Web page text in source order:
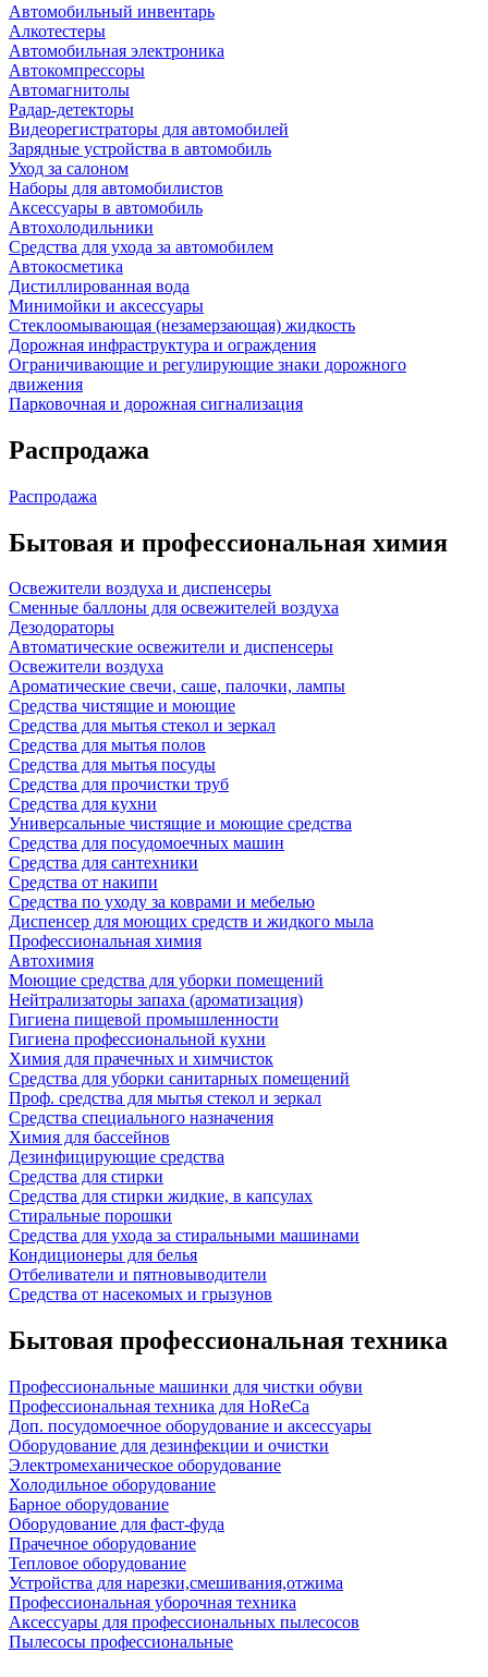
Автомобильный инвентарь
Алкотестеры
Автомобильная электроника
Автокомпрессоры
Автомагнитолы
Радар-детекторы
Видеорегистраторы для автомобилей
Зарядные устройства в автомобиль
Уход за салоном
Наборы для автомобилистов
Аксессуары в автомобиль
Автохолодильники
Средства для ухода за автомобилем
Автокосметика
Дистиллированная вода
Минимойки и аксессуары
Стеклоомывающая (незамерзающая) жидкость
Дорожная инфраструктура и ограждения
Ограничивающие и регулирующие знаки дорожного
движения
Парковочная и дорожная сигнализация
Распродажа
Распродажа
Бытовая и профессиональная химия
Освежители воздуха и диспенсеры
Сменные баллоны для освежителей воздуха
Дезодораторы
Автоматические освежители и диспенсеры
Освежители воздуха
Ароматические свечи, саше, палочки, лампы
Средства чистящие и моющие
Средства для мытья стекол и зеркал
Средства для мытья полов
Средства для мытья посуды
Средства для прочистки труб
Средства для кухни
Универсальные чистящие и моющие средства
Средства для посудомоечных машин
Средства для сантехники
Средства от накипи
Средства по уходу за коврами и мебелью
Диспенсер для моющих средств и жидкого мыла
Профессиональная химия
Автохимия
Моющие средства для уборки помещений
Нейтрализаторы запаха (ароматизация)
Гигиена пищевой промышленности
Гигиена профессиональной кухни
Химия для прачечных и химчисток
Средства для уборки санитарных помещений
Проф. средства для мытья стекол и зеркал
Средства специального назначения
Химия для бассейнов
Дезинфицирующие средства
Средства для стирки
Средства для стирки жидкие, в капсулах
Стиральные порошки
Средства для ухода за стиральными машинами
Кондиционеры для белья
Отбеливатели и пятновыводители
Средства от насекомых и грызунов
Бытовая профессиональная техника
Профессиональные машинки для чистки обуви
Профессиональная техника для HoReCa
Доп. посудомоечное оборудование и аксессуары
Оборудование для дезинфекции и очистки
Электромеханическое оборудование
Холодильное оборудование
Барное оборудование
Оборудование для фаст-фуда
Прачечное оборудование
Тепловое оборудование
Устройства для нарезки,смешивания,отжима
Профессиональная уборочная техника
Аксессуары для профессиональных пылесосов
Пылесосы профессиональные